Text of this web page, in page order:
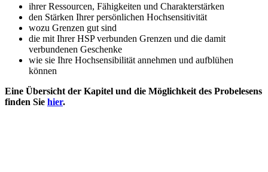
ihrer Ressourcen, Fähigkeiten und Charakterstärken
den Stärken Ihrer persönlichen Hochsensitivität
wozu Grenzen gut sind
die mit Ihrer HSP verbunden Grenzen und die damit
verbundenen Geschenke
wie sie Ihre Hochsensibilität annehmen und aufblühen
können
Eine Übersicht der Kapitel und die Möglichkeit des Probelesens
finden Sie hier.